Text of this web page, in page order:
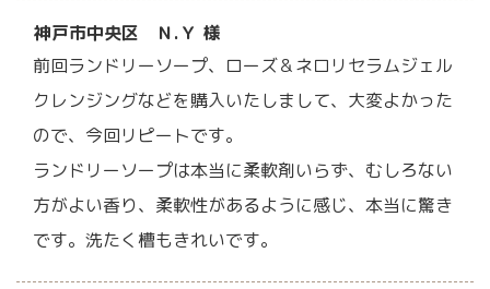
神戸市中央区 Ｎ.Ｙ 様
前回ランドリーソープ、ローズ＆ネロリセラムジェル
クレンジングなどを購入いたしまして、大変よかった
ので、今回リピートです。
ランドリーソープは本当に柔軟剤いらず、むしろない
方がよい香り、柔軟性があるように感じ、本当に驚き
です。洗たく槽もきれいです。